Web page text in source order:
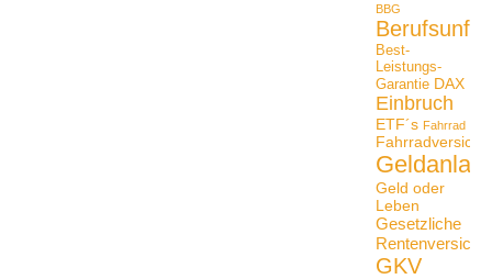
BBG
Best-
Leistungs-
Garantie DAX
Einbruch
ETF´s Fahrrad
Geld oder
Leben
Gesetzliche
GKV